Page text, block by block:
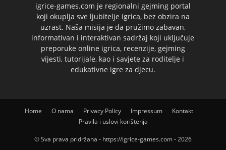
igrice-games.com je regionalni gejming portal
koji okuplja sve ljubitelje igrica, bez obzira na
uzrast. Naša misija je da pružimo zabavan,
informativan i interaktivan sadržaj koji uključuje
preporuke online igrica, recenzije, gejming
vijesti, tutorijale, kao i savjete za roditelje i
edukativne igre za djecu.
Home O nama Privacy Policy Impressum
Kontakt
Pravila i uslovi korištenja
© Sva prava pridržana - https://igrice-games.com - 2026